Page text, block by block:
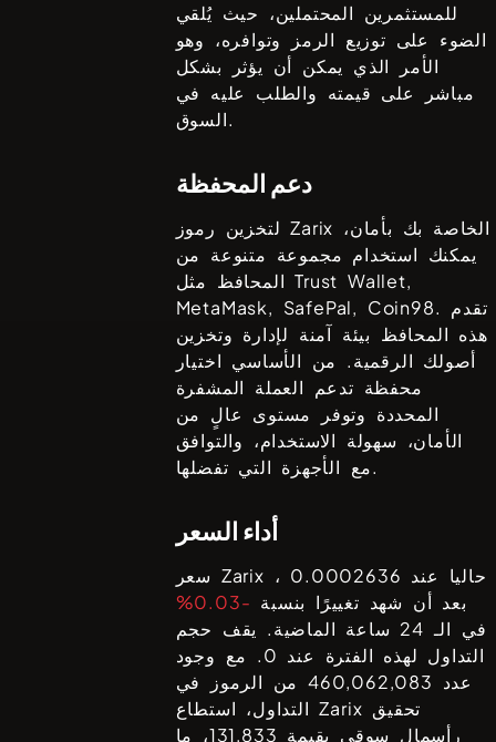
للمستثمرين المحتملين، حيث يُلقي
الضوء على توزيع الرمز وتوافره، وهو
الأمر الذي يمكن أن يؤثر بشكل
مباشر على قيمته والطلب عليه في
السوق.
دعم المحفظة
لتخزين رموزZarix
يمكنك استخدام مجموعة متنوعة من
المحافظ مثلTrust Wallet,
MetaMask, SafePal, Coin98. تقدم
هذه المحافظ بيئة آمنة لإدارة وتخزين
أصولك الرقمية. من الأساسي اختيار
محفظة تدعم العملة المشفرة
المحددة وتوفر مستوى عالٍ من
الأمان، سهولة الاستخدام، والتوافق
مع الأجهزة التي تفضلها.
أداء السعر
Zarix حاليا عند 0.0002636 ،
بعد أن شهد تغييرًا بنسبة -0.03%
في الـ 24 ساعة الماضية. يقف حجم
التداول لهذه الفترة عند 0. مع وجود
عدد 460,062,083 من الرموز في
التداول، استطاعZarix
رأسمال سوقي بقيمة 131,833، ما